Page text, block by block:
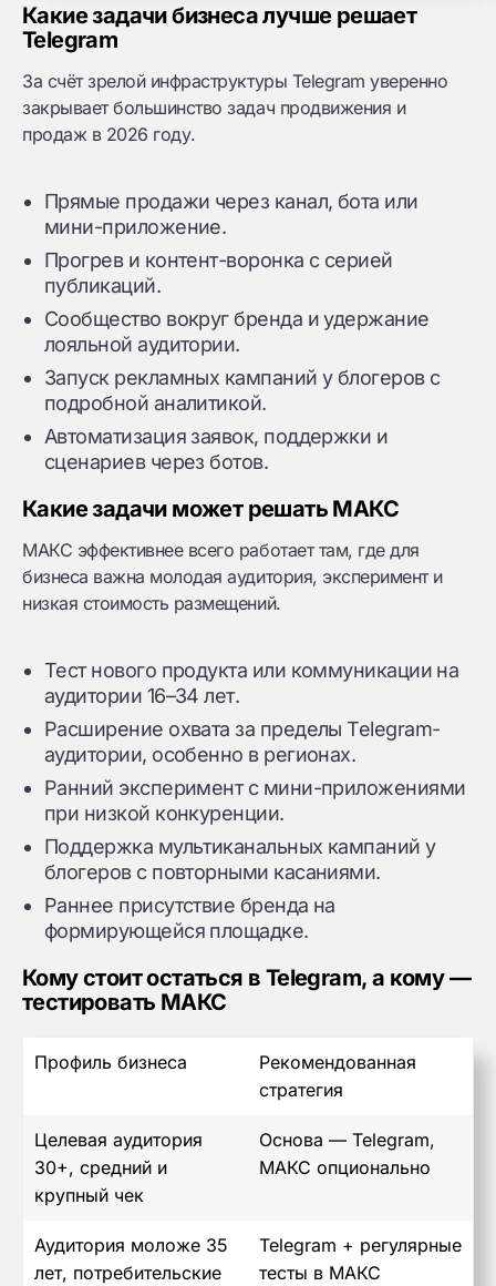
Какие задачи бизнеса лучше решает
Telegram
За счёт зрелой инфраструктуры Telegram уверенно
закрывает большинство задач продвижения и
продаж в 2026 году.
Прямые продажи через канал, бота или
мини-приложение.
Прогрев и контент-воронка с серией
публикаций.
Сообщество вокруг бренда и удержание
лояльной аудитории.
Запуск рекламных кампаний у блогеров с
подробной аналитикой.
Автоматизация заявок, поддержки и
сценариев через ботов.
Какие задачи может решать МАКС
МАКС эффективнее всего работает там, где для
бизнеса важна молодая аудитория, эксперимент и
низкая стоимость размещений.
Тест нового продукта или коммуникации на
аудитории 16–34 лет.
Расширение охвата за пределы Telegram-
аудитории, особенно в регионах.
Ранний эксперимент с мини-приложениями
при низкой конкуренции.
Поддержка мультиканальных кампаний у
блогеров с повторными касаниями.
Раннее присутствие бренда на
формирующейся площадке.
Кому стоит остаться в Telegram, а кому —
тестировать МАКС
Профиль бизнеса
Рекомендованная
стратегия
Целевая аудитория
30+, средний и
крупный чек
Основа — Telegram,
МАКС опционально
Аудитория моложе 35
лет, потребительские
Telegram + регулярные
тесты в МАКС